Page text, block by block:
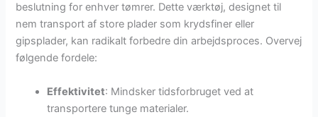
beslutning for enhver tømrer. Dette værktøj, designet til
nem transport af store plader som krydsfiner eller
gipsplader, kan radikalt forbedre din arbejdsproces. Overvej
følgende fordele:
Effektivitet: Mindsker tidsforbruget ved at
transportere tunge materialer.